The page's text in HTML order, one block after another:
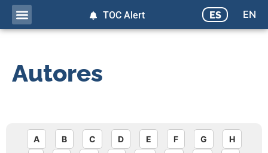
ES EN
TOC Alert
Autores
A B C D E F G
H